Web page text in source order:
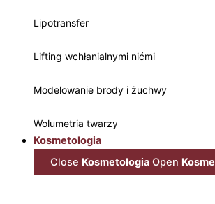
Lipotransfer
Lifting wchłanialnymi nićmi
Modelowanie brody i żuchwy
Wolumetria twarzy
Kosmetologia
Close Kosmetologia Open